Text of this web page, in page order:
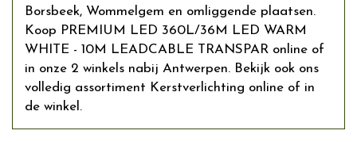
Borsbeek, Wommelgem en omliggende plaatsen.
Koop PREMIUM LED 360L/36M LED WARM
WHITE - 10M LEADCABLE TRANSPAR online of
in onze 2 winkels nabij Antwerpen. Bekijk ook ons
volledig assortiment Kerstverlichting online of in
de winkel.